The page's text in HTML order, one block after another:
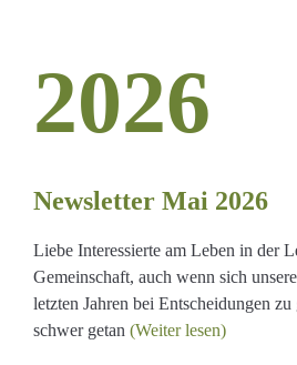
2026
Newsletter Mai 2026
Liebe Interessierte am Leben in der
Gemeinschaft, auch wenn sich
letzten Jahren bei Entscheidungen
schwer getan (Weiter lesen)